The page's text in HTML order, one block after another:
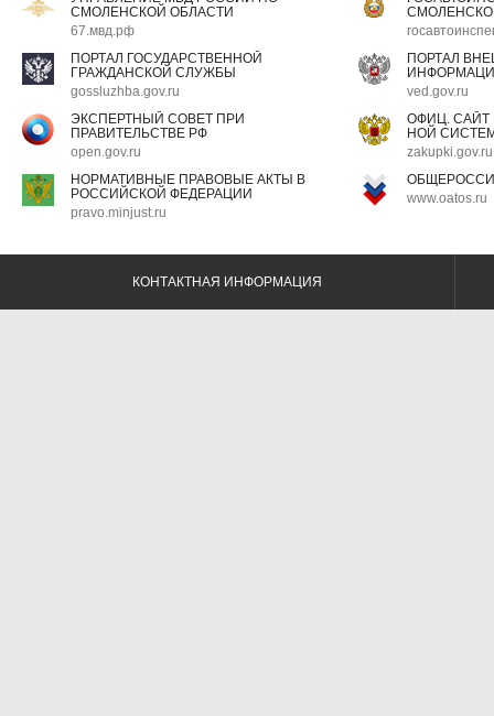
СМОЛЕНСКОЙ ОБЛАСТИ
67.мвд.рф
ПОРТАЛ ГОСУДАРСТВЕННОЙ
ГРАЖДАНСКОЙ СЛУЖБЫ
gossluzhba.gov.ru
ПОРТАЛ
ved.gov.ru
ЭКСПЕРТНЫЙ СОВЕТ ПРИ
ПРАВИТЕЛЬСТВЕ РФ
open.gov.ru
ОФИЦ.
НОЙ
zakupki.gov.ru
НОРМАТИВНЫЕ ПРАВОВЫЕ АКТЫ В
РОССИЙСКОЙ ФЕДЕРАЦИИ
pravo.minjust.ru
www.oatos.ru
КОНТАКТНАЯ ИНФОРМАЦИЯ